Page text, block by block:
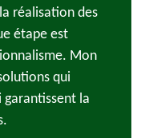
réalisation des
étape est
Mon
qui
garantissent la